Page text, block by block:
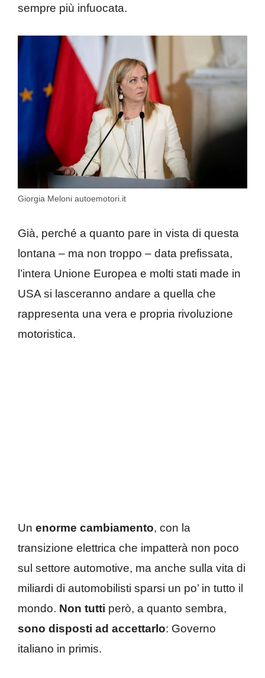
sempre più infuocata.
Giorgia Meloni autoemotori.it
Già, perché a quanto pare in vista di questa
lontana – ma non troppo – data prefissata,
l’intera Unione Europea e molti stati made in
USA si lasceranno andare a quella che
rappresenta una vera e propria rivoluzione
motoristica.
Un enorme cambiamento, con la
transizione elettrica che impatterà non poco
sul settore automotive, ma anche sulla vita di
miliardi di automobilisti sparsi un po’ in tutto il
mondo. Non tutti però, a quanto sembra,
sono disposti ad accettarlo: Governo
italiano in primis.